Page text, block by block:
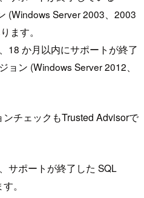
(Windows Server 2003、2003
ます。
18 か月以内にサポートが終了
ョン (Windows Server 2012、
ンチェックもTrusted Advisorで
サポートが終了した SQL
。